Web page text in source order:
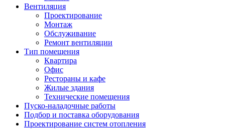
Вентиляция
Проектирование
Монтаж
Обслуживание
Ремонт вентиляции
Тип помещения
Квартира
Офис
Рестораны и кафе
Жилые здания
Технические помещения
Пуско-наладочные работы
Подбор и поставка оборудования
Проектирование систем отопления